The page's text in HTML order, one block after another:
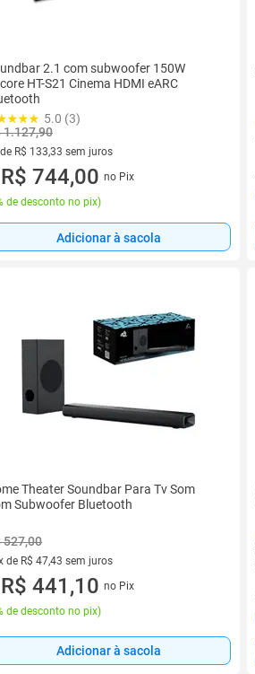
2.1 com subwoofer 150W
HT-S21 Cinema HDMI eARC
5.0 (3)
1.127,90
R$ 133,33 sem juros
de R$ 133,33 sem juros
R$ 744,00 no Pix
de desconto no pix)
Adicionar à sacola
Theater Soundbar Para Tv Som
Subwoofer Bluetooth
527,00
de R$ 47,43 sem juros
vez de R$ 47,43 sem juros
R$ 441,10 no Pix
de desconto no pix)
Adicionar à sacola